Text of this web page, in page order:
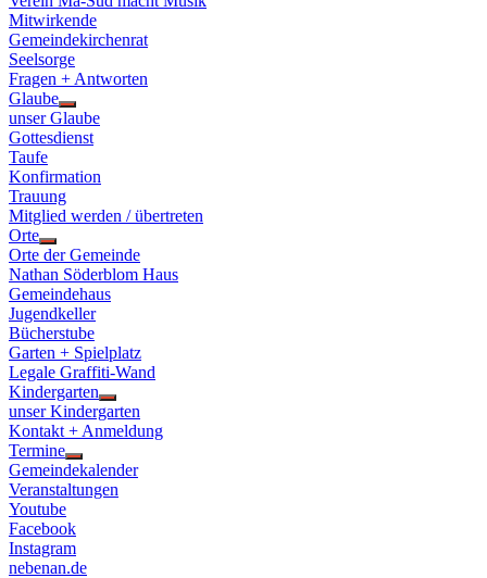
Mitwirkende
Gemeindekirchenrat
Seelsorge
Fragen + Antworten
Glaube
Show
sub
menu
unser Glaube
Gottesdienst
Taufe
Konfirmation
Trauung
Mitglied werden / übertreten
Orte
Show
sub
menu
Orte der Gemeinde
Nathan Söderblom Haus
Gemeindehaus
Jugendkeller
Bücherstube
Garten + Spielplatz
Legale Graffiti-Wand
Kindergarten
Show
sub
menu
unser Kindergarten
Kontakt + Anmeldung
Termine
Show
sub
menu
Gemeindekalender
Veranstaltungen
Youtube
Facebook
Instagram
nebenan.de